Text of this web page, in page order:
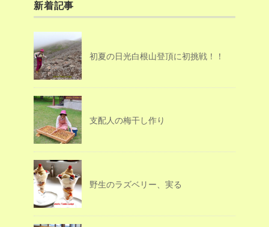
新着記事
初夏の日光白根山登頂に初挑戦！！
支配人の梅干し作り
野生のラズベリー、実る